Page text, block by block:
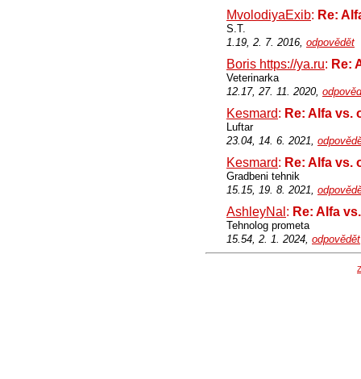
MvolodiyaExib: Re:
S.T.
1.19, 2. 7. 2016, odpovědět
Boris https://ya.ru: Re:
Veterinarka
12.17, 27. 11. 2020,
Kesmard: Re: Alfa vs.
Luftar
23.04, 14. 6. 2021,
Kesmard: Re: Alfa vs.
Gradbeni tehnik
15.15, 19. 8. 2021,
AshleyNal : Re: Alfa
Tehnolog prometa
15.54, 2. 1. 2024, odpovědět